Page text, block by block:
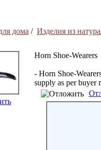
дома / Изделия из
Horn Shoe-Wearers
- Horn Shoe-
supply as per buyer